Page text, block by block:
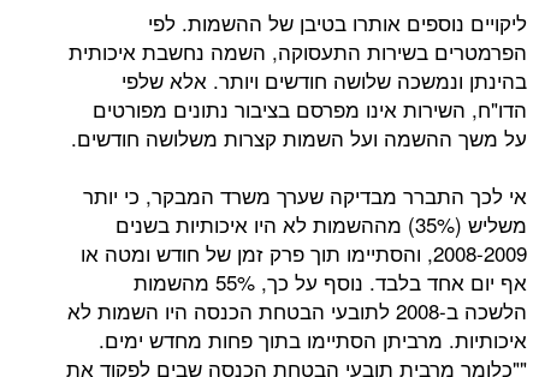
אותרו בטיבן של ההשמות. לפי
בשירות התעסוקה, השמה נחשבת איכותית
שלושה חודשים ויותר. אלא שלפי
אינו מפרסם בציבור נתונים מפורטים
ועל השמות קצרות משלושה חודשים.
מבדיקה שערך משרד המבקר, כי יותר
משליש (35%) מההשמות לא היו איכותיות בשנים
2008-2009, והסתיימו תוך פרק זמן של חודש ומטה או
אף יום אחד בלבד. נוסף על כך, 55% מהשמות
הלשכה ב-2008 לתובעי הבטחת הכנסה היו השמות לא
מרביתן הסתיימו בתוך פחות מחדש ימים.
תובעי הבטחת הכנסה שבים לפקוד את